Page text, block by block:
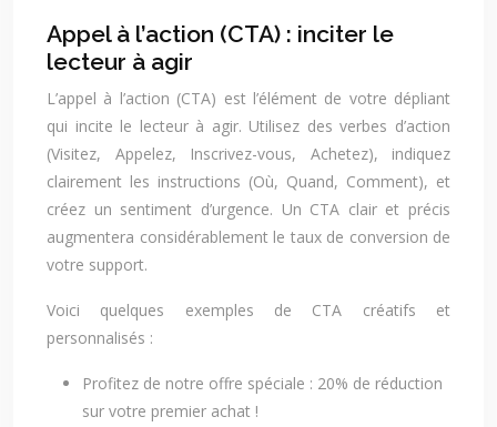
Appel à l’action (CTA) : inciter le
lecteur à agir
L’appel à l’action (CTA) est l’élément de votre dépliant
qui incite le lecteur à agir. Utilisez des verbes d’action
(Visitez, Appelez, Inscrivez-vous, Achetez), indiquez
clairement les instructions (Où, Quand, Comment), et
créez un sentiment d’urgence. Un CTA clair et précis
augmentera considérablement le taux de conversion de
votre support.
Voici quelques exemples de CTA créatifs et
personnalisés :
Profitez de notre offre spéciale : 20% de réduction
sur votre premier achat !